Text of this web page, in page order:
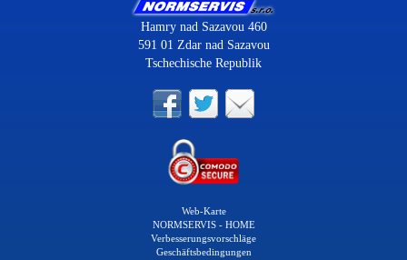
Hamry nad Sazavou 460
591 01 Zdar nad Sazavou
Tschechische Republik
Web-Karte
NORMSERVIS - HOME
Verbesserungsvorschläge
Geschäftsbedingungen